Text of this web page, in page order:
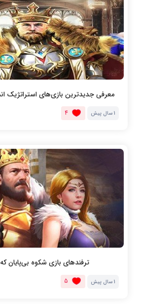
معرفی جدیدترین بازی‌های استراتژیک
1 سال پیش 4
ترفندهای بازی شکوه بی‌پایان
1 سال پیش 5